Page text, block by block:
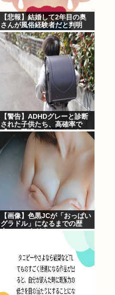
【悲報】結婚して2年目の奥
さんが風俗経験者だと判明
【警告】ADHDグレーと診断
された子供たち、高確率で
『この習慣』をやっていた
→！！！
【画像】色黒JCが「おっぱい
グラドル」になるまでの歴
史、シコすぎるwww